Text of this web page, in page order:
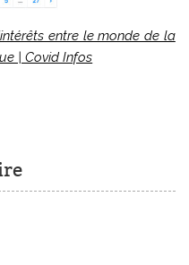
entre le monde de la
| Covid Infos